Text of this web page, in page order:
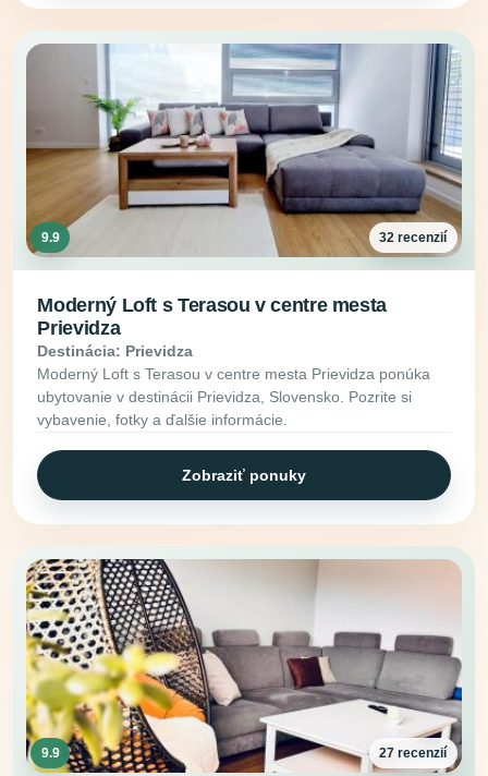
9.9 32 recenzií
Moderný Loft s Terasou v centre mesta
Prievidza
Destinácia: Prievidza
Moderný Loft s Terasou v centre mesta Prievidza ponúka
ubytovanie v destinácii Prievidza, Slovensko. Pozrite si
vybavenie, fotky a ďalšie informácie.
Zobraziť ponuky
9.9 27 recenzií